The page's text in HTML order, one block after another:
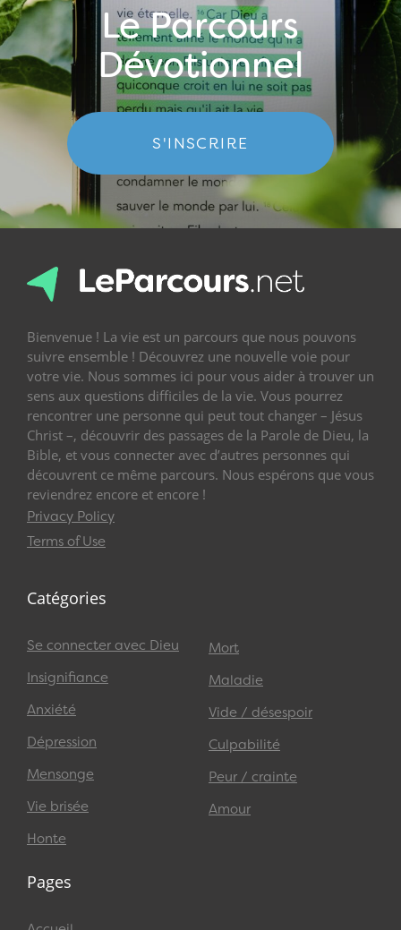
Le Parcours
Dévotionnel
S'INSCRIRE
Bienvenue ! La vie est un parcours que nous pouvons
suivre ensemble ! Découvrez une nouvelle voie pour
votre vie. Nous sommes ici pour vous aider à trouver un
sens aux questions difficiles de la vie. Vous pourrez
rencontrer une personne qui peut tout changer – Jésus
Christ –, découvrir des passages de la Parole de Dieu, la
Bible, et vous connecter avec d’autres personnes qui
découvrent ce même parcours. Nous espérons que vous
reviendrez encore et encore !
Privacy Policy
Terms of Use
Catégories
Se connecter avec Dieu
Insignifiance
Anxiété
Dépression
Mensonge
Vie brisée
Honte
Mort
Maladie
Vide / désespoir
Culpabilité
Peur / crainte
Amour
Pages